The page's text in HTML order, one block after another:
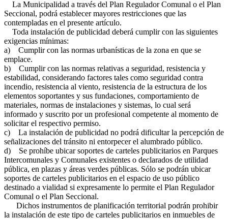
La Municipalidad a través del Plan Regulador Comunal o el Plan
Seccional, podrá establecer mayores restricciones que las
contempladas en el presente artículo.
Toda instalación de publicidad deberá cumplir con las siguientes
exigencias mínimas:
a) Cumplir con las normas urbanísticas de la zona en que se
emplace.
b) Cumplir con las normas relativas a seguridad, resistencia y
estabilidad, considerando factores tales como seguridad contra
incendio, resistencia al viento, resistencia de la estructura de los
elementos soportantes y sus fundaciones, comportamiento de
materiales, normas de instalaciones y sistemas, lo cual será
informado y suscrito por un profesional competente al momento de
solicitar el respectivo permiso.
c) La instalación de publicidad no podrá dificultar la percepción de
señalizaciones del tránsito ni entorpecer el alumbrado público.
d) Se prohíbe ubicar soportes de carteles publicitarios en Parques
Intercomunales y Comunales existentes o declarados de utilidad
pública, en plazas y áreas verdes públicas. Sólo se podrán ubicar
soportes de carteles publicitarios en el espacio de uso público
destinado a vialidad si expresamente lo permite el Plan Regulador
Comunal o el Plan Seccional.
Dichos instrumentos de planificación territorial podrán prohibir
la instalación de este tipo de carteles publicitarios en inmuebles de